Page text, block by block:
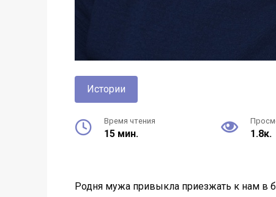
Истории
Время чтения
15 мин. 1.8к.
Родня мужа привыкла приезжать к нам в